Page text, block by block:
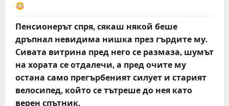
Пенсионерът спря, сякаш някой беше
дръпнал невидима нишка през гърдите му.
Сивата витрина пред него се размаза, шумът
на хората се отдалечи, а пред очите му
остана само прегърбеният силует и старият
велосипед, който се тътреше до нея като
верен спътник.